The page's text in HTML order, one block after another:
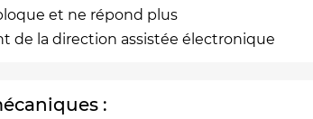
et ne répond plus
de la direction assistée électronique
: